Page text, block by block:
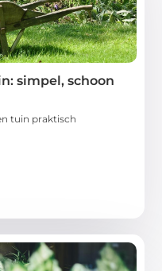
simpel, schoon
tuin praktisch